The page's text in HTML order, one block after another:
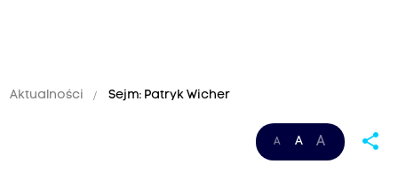
Aktualności Sejm: Patryk Wicher
A A A share